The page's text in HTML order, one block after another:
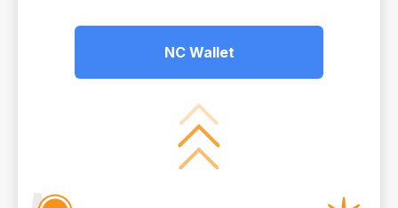
NC Wallet